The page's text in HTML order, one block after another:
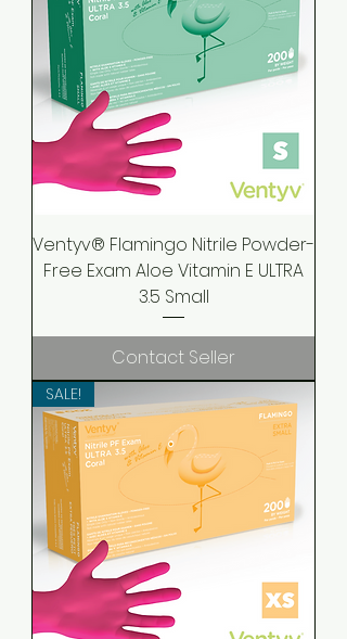
Ventyv® Flamingo Nitrile Powder-
Free Exam Aloe Vitamin E ULTRA
3.5 Small
Contact Seller
SALE!